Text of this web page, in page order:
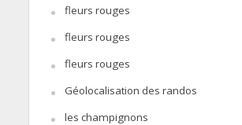
fleurs rouges
fleurs rouges
fleurs rouges
Géolocalisation des randos
les champignons